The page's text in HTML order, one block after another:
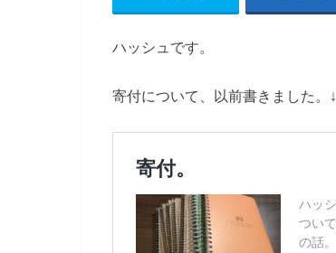
ハッシュです。
寄付について、以前書きました。↓